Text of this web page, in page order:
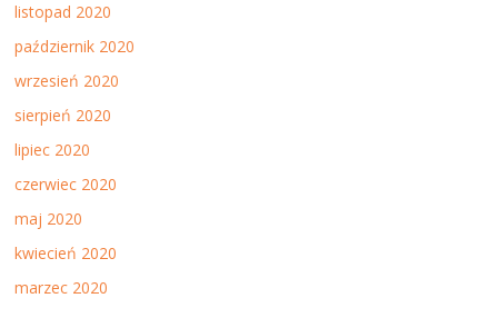
listopad 2020
październik 2020
wrzesień 2020
sierpień 2020
lipiec 2020
czerwiec 2020
maj 2020
kwiecień 2020
marzec 2020